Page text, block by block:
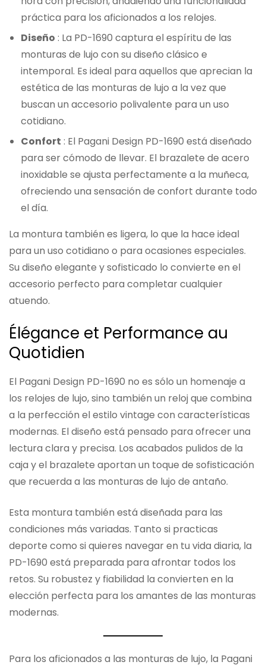
práctica para los aficionados a los relojes.
Diseño : La PD-1690 captura el espíritu de las
monturas de lujo con su diseño clásico e
intemporal. Es ideal para aquellos que aprecian la
estética de las monturas de lujo a la vez que
buscan un accesorio polivalente para un uso
cotidiano.
Confort : El Pagani Design PD-1690 está diseñado
para ser cómodo de llevar. El brazalete de acero
inoxidable se ajusta perfectamente a la muñeca,
ofreciendo una sensación de confort durante todo
el día.
La montura también es ligera, lo que la hace ideal
para un uso cotidiano o para ocasiones especiales.
Su diseño elegante y sofisticado lo convierte en el
accesorio perfecto para completar cualquier
atuendo.
Élégance et Performance au
Quotidien
El Pagani Design PD-1690 no es sólo un homenaje a
los relojes de lujo, sino también un reloj que combina
a la perfección el estilo vintage con características
modernas. El diseño está pensado para ofrecer una
lectura clara y precisa. Los acabados pulidos de la
caja y el brazalete aportan un toque de sofisticación
que recuerda a las monturas de lujo de antaño.
Esta montura también está diseñada para las
condiciones más variadas. Tanto si practicas
deporte como si quieres navegar en tu vida diaria, la
PD-1690 está preparada para afrontar todos los
retos. Su robustez y fiabilidad la convierten en la
elección perfecta para los amantes de las monturas
modernas.
Para los aficionados a las monturas de lujo, la Pagani